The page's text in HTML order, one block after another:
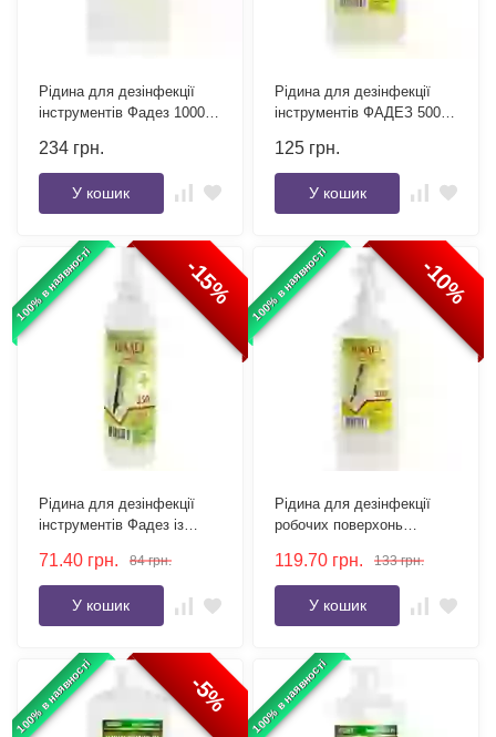
Рідина для дезінфекції
інструментів Фадез 1000
234 грн.
У кошик
Рідина для дезінфекції
інструментів ФАДЕЗ 500
125 грн.
У кошик
100% в наявності -15%
Рідина для дезінфекції
інструментів Фадез із
Фурман
71.40 грн. 84 грн.
У кошик
100% в наявності -10%
Рідина для дезінфекції
робочих поверхонь
119.70 грн. 133 грн.
У кошик
100% в наявності -5% 100% в наявності